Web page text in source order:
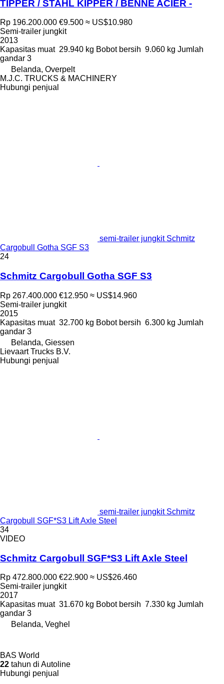
TIPPER / STAHL KIPPER / BENNE ACIER -
Rp 196.200.000 €9.500 ≈ US$10.980
Semi-trailer jungkit
2013
Kapasitas muat 29.940 kg Bobot bersih 9.060 kg Jumlah
gandar 3
Belanda, Overpelt
M.J.C. TRUCKS & MACHINERY
Hubungi penjual
semi-trailer jungkit Schmitz
Cargobull Gotha SGF S3
24
Schmitz Cargobull Gotha SGF S3
Rp 267.400.000 €12.950 ≈ US$14.960
Semi-trailer jungkit
2015
Kapasitas muat 32.700 kg Bobot bersih 6.300 kg Jumlah
gandar 3
Belanda, Giessen
Lievaart Trucks B.V.
Hubungi penjual
semi-trailer jungkit Schmitz
Cargobull SGF*S3 Lift Axle Steel
34
VIDEO
Schmitz Cargobull SGF*S3 Lift Axle Steel
Rp 472.800.000 €22.900 ≈ US$26.460
Semi-trailer jungkit
2017
Kapasitas muat 31.670 kg Bobot bersih 7.330 kg Jumlah
gandar 3
Belanda, Veghel
BAS World
22 tahun di Autoline
Hubungi penjual